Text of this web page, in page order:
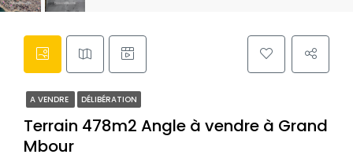
A VENDRE DÉLIBÉRATION
Terrain 478m2 Angle à vendre à Grand
Mbour